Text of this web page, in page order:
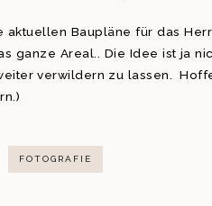
aktuellen Baupläne für das
ganze Areal.. Die Idee ist ja
verwildern zu lassen.
FOTOGRAFIE